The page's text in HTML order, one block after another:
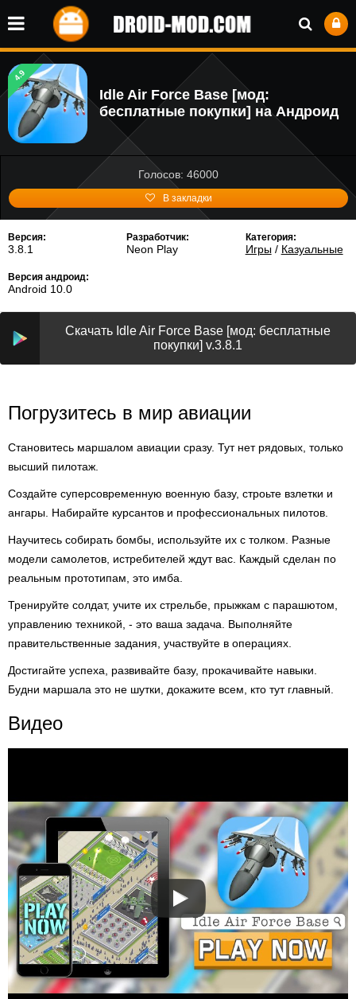
4.9
Idle Air Force Base [мод:
бесплатные покупки] на Андроид
Голосов: 46000
В закладки
Версия:
3.8.1
Разработчик:
Neon Play
Категория:
Игры/ Казуальные
Версия андроид:
Android 10.0
Скачать Idle Air Force Base [мод: бесплатные
покупки] v.3.8.1
Погрузитесь в мир авиации
Становитесь маршалом авиации сразу. Тут нет рядовых, только
высший пилотаж.
Создайте суперсовременную военную базу, строьте взлетки и
ангары. Набирайте курсантов и профессиональных пилотов.
Научитесь собирать бомбы, используйте их с толком. Разные
модели самолетов, истребителей ждут вас. Каждый сделан по
реальным прототипам, это имба.
Тренируйте солдат, учите их стрельбе, прыжкам с парашютом,
управлению техникой, - это ваша задача. Выполняйте
правительственные задания, участвуйте в операциях.
Достигайте успеха, развивайте базу, прокачивайте навыки.
Будни маршала это не шутки, докажите всем, кто тут главный.
Видео